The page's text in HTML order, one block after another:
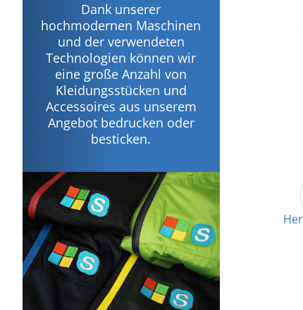
Dank unserer
hochmodernen Maschinen
und der verwendeten
Technologien können wir
eine große Anzahl von
Kleidungsstücken und
Accessoires aus unserem
Angebot bedrucken oder
besticken.